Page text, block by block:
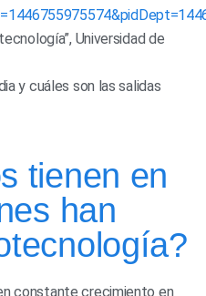
Universidad de
y cuáles son las salidas
tienen en
han
constante crecimiento en